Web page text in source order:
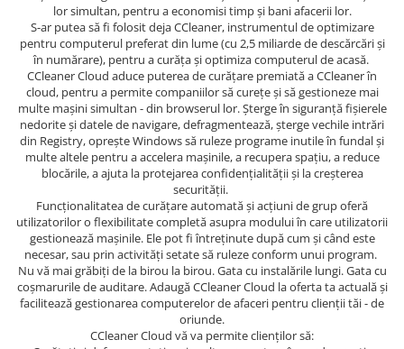
lor simultan, pentru a economisi timp și bani afacerii lor.
S-ar putea să fi folosit deja CCleaner, instrumentul de optimizare
pentru computerul preferat din lume (cu 2,5 miliarde de descărcări și
în numărare), pentru a curăța și optimiza computerul de acasă.
CCleaner Cloud aduce puterea de curățare premiată a CCleaner în
cloud, pentru a permite companiilor să curețe și să gestioneze mai
multe mașini simultan - din browserul lor. Șterge în siguranță fișierele
nedorite și datele de navigare, defragmentează, șterge vechile intrări
din Registry, oprește Windows să ruleze programe inutile în fundal și
multe altele pentru a accelera mașinile, a recupera spațiu, a reduce
blocările, a ajuta la protejarea confidențialității și la creșterea
securității.
Funcționalitatea de curățare automată și acțiuni de grup oferă
utilizatorilor o flexibilitate completă asupra modului în care utilizatorii
gestionează mașinile. Ele pot fi întreținute după cum și când este
necesar, sau prin activități setate să ruleze conform unui program.
Nu vă mai grăbiți de la birou la birou. Gata cu instalările lungi. Gata cu
coșmarurile de auditare. Adaugă CCleaner Cloud la oferta ta actuală și
facilitează gestionarea computerelor de afaceri pentru clienții tăi - de
oriunde.
CCleaner Cloud vă va permite clienților să: